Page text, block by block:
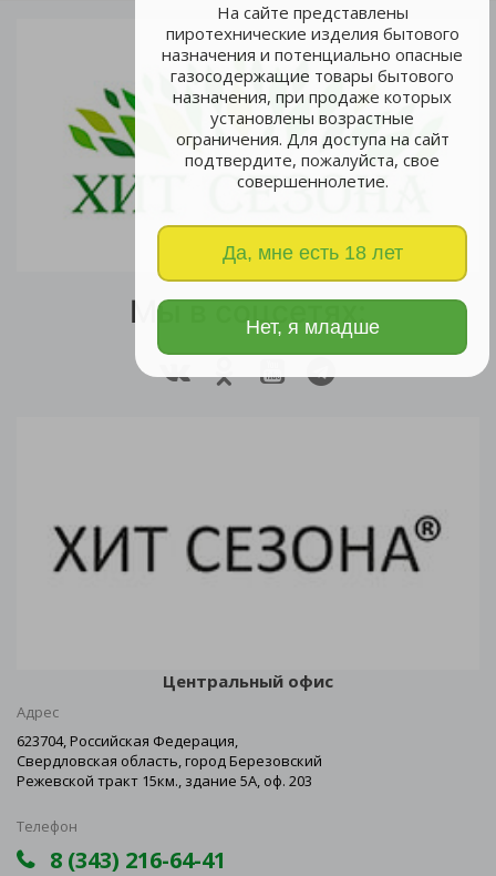
На сайте представлены
пиротехнические изделия бытового
назначения и потенциально опасные
газосодержащие товары бытового
назначения, при продаже которых
установлены возрастные
ограничения. Для доступа на сайт
подтвердите, пожалуйста, свое
совершеннолетие.
Да, мне есть 18 лет
Нет, я младше
Мы в соцсетях:
Центральный офис
Адрес
623704, Российская Федерация,
Свердловская область, город Березовский
Режевской тракт 15км., здание 5А, оф. 203
Телефон
8 (343) 216-64-41